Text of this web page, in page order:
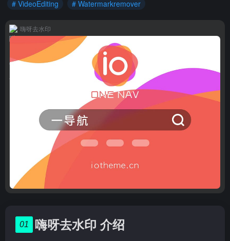
# VideoEditing
# Watermarkremover
嗨呀去水印
01 嗨呀去水印 介绍